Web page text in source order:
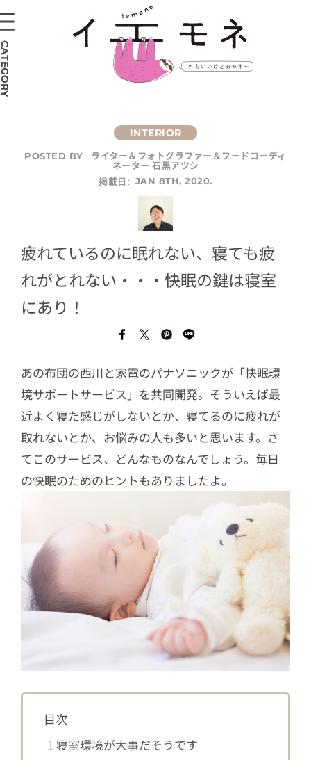
POSTED BY ライター＆フォトグラファー＆フードコーディ
ネーター 石黒アツシ
掲載日: JAN 8TH, 2020.
疲れているのに眠れない、寝ても疲
れがとれない・・・快眠の鍵は寝室
にあり！
あの布団の西川と家電のパナソニックが「快眠環
境サポートサービス」を共同開発。そういえば最
近よく寝た感じがしないとか、寝てるのに疲れが
取れないとか、お悩みの人も多いと思います。さ
てこのサービス、どんなものなんでしょう。毎日
の快眠のためのヒントもありましたよ。
目次
1 寝室環境が大事だそうです